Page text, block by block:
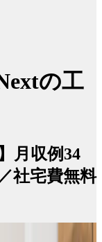
の工
月収例34
社宅費無料